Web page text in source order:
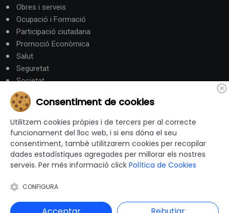
Obres i serveis
Ocupació i Formació
Participació ciutadana
Promoció Econòmica
Salut
Seguretat
Societat
Turisme
Altres Canals
canalandorra.ad
© 2012-2026 Ajuntaments de Catalunya - Tots els drets
Avís Legal |Política de privacitat|
Consentiment de cookies
Utilitzem cookies pròpies i de tercers per al correcte
funcionament del lloc web, i si ens dóna el seu
consentiment, també utilitzarem cookies per recopilar
dades estadístiques agregades per millorar els nostres
serveis. Per més informació click Política de Cookies
CONFIGURA